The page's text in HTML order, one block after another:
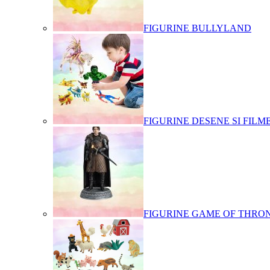
FIGURINE BULLYLAND
FIGURINE DESENE SI
FIGURINE GAME OF